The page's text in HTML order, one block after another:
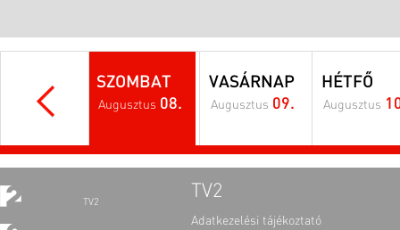
SZOMBAT
Augusztus 08.
VASÁRNAP
Augusztus 09.
HÉTFŐ
Augusztus
TV2
TV2
Adatkezelési tájékoztató